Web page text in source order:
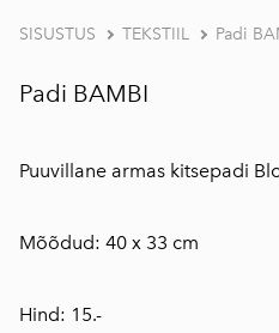
SISUSTUS TEKSTIIL Padi
Padi BAMBI
Puuvillane armas kitsepadi
Mõõdud: 40 x 33 cm
Hind: 15.-